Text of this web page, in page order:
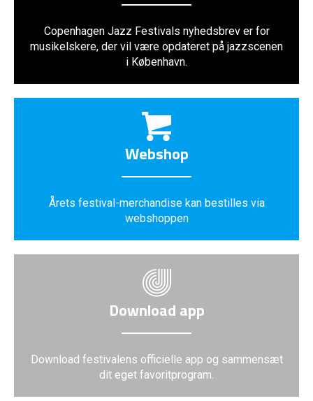
Copenhagen Jazz Festivals nyhedsbrev er for
musikelskere, der vil være opdateret på jazzscenen
i København.
Webshop
Årets festival-merchandise kan bestilles via
webshoppen
Download app
Download festivalens officielle app og sammensæt
dit eget favoritprogram.